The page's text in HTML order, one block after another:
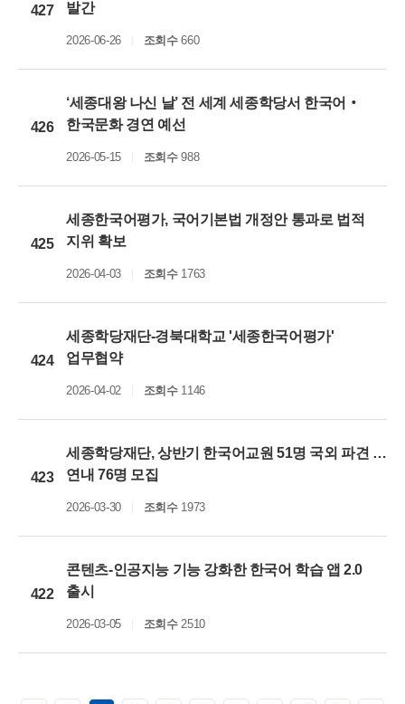
427 발간
2026-06-26 조회수660
426
‘세종대왕 나신 날’ 전 세계 세종학당서 한국어‧
한국문화 경연 예선
2026-05-15 조회수988
425
세종한국어평가, 국어기본법 개정안 통과로 법적
지위 확보
2026-04-03 조회수1763
424
세종학당재단-경북대학교 '세종한국어평가'
업무협약
2026-04-02 조회수1146
423
세종학당재단, 상반기 한국어교원 51명 국외 파견 …
연내 76명 모집
2026-03-30 조회수1973
422
콘텐츠-인공지능 기능 강화한 한국어 학습 앱 2.0
출시
2026-03-05 조회수2510